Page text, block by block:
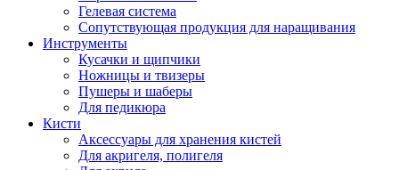
Гелевая система
Сопутствующая продукция для наращивания
Инструменты
Кусачки и щипчики
Ножницы и твизеры
Пушеры и шаберы
Для педикюра
Кисти
Аксессуары для хранения кистей
Для акригеля, полигеля